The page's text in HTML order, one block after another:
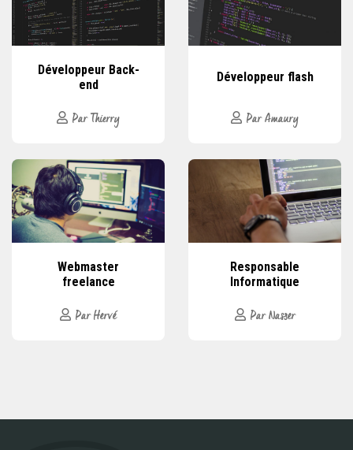
Développeur Back-
end
Par Thierry
Développeur flash
Par Amaury
Webmaster
freelance
Par Hervé
Responsable
Informatique
Par Nasser